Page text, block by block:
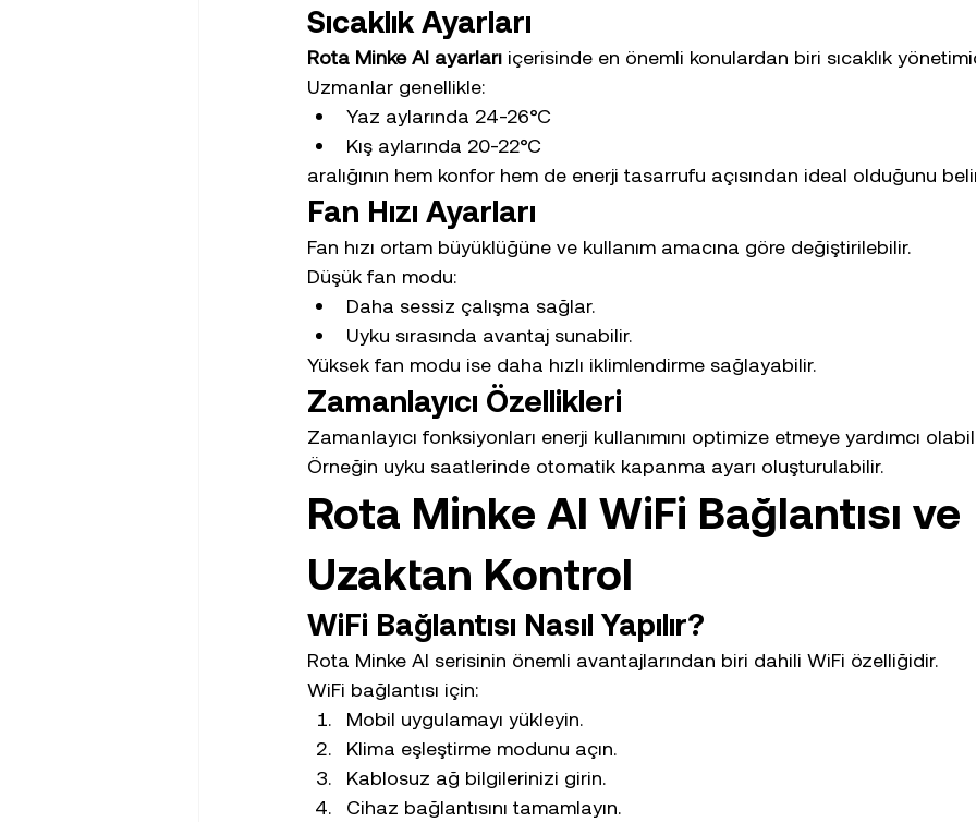
Sıcaklık Ayarları
Rota Minke AI ayarları içerisinde en önemli konulardan biri sıcaklık
Uzmanlar genellikle:
Yaz aylarında 24-26°C
Kış aylarında 20-22°C
aralığının hem konfor hem de enerji tasarrufu açısından ideal olduğunu
Fan Hızı Ayarları
Fan hızı ortam büyüklüğüne ve kullanım amacına göre değiştirilebilir.
Düşük fan modu:
Daha sessiz çalışma sağlar.
Uyku sırasında avantaj sunabilir.
Yüksek fan modu ise daha hızlı iklimlendirme sağlayabilir.
Zamanlayıcı Özellikleri
Zamanlayıcı fonksiyonları enerji kullanımını optimize etmeye yardımcı
Örneğin uyku saatlerinde otomatik kapanma ayarı oluşturulabilir.
Rota Minke AI WiFi Bağlantısı ve
Uzaktan Kontrol
WiFi Bağlantısı Nasıl Yapılır?
Rota Minke AI serisinin önemli avantajlarından biri dahili WiFi özelliğidir.
WiFi bağlantısı için:
Mobil uygulamayı yükleyin.
Klima eşleştirme modunu açın.
Kablosuz ağ bilgilerinizi girin.
Cihaz bağlantısını tamamlayın.